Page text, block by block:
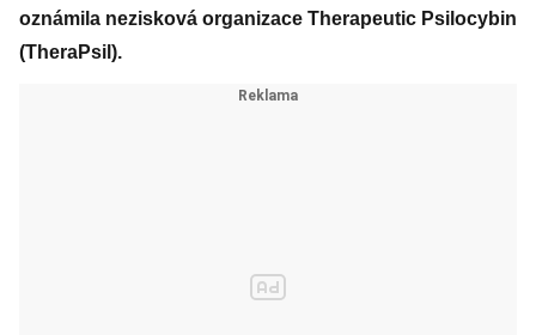
oznámila nezisková organizace Therapeutic Psilocybin
(TheraPsil).